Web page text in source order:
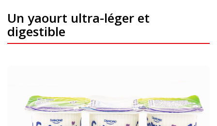
Un yaourt ultra-léger et
digestible